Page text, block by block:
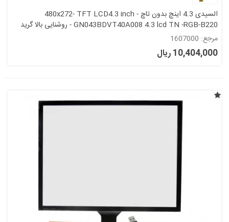
السیدی 4.3 اینچ بدون تاچ 480x272- TFT LCD4.3 inch -
GN043BDVT40A008 4.3 lcd TN -RGB-B220 - روشنایی بالا گرید
+A
مرجع: 1607000
10,404,000 ریال